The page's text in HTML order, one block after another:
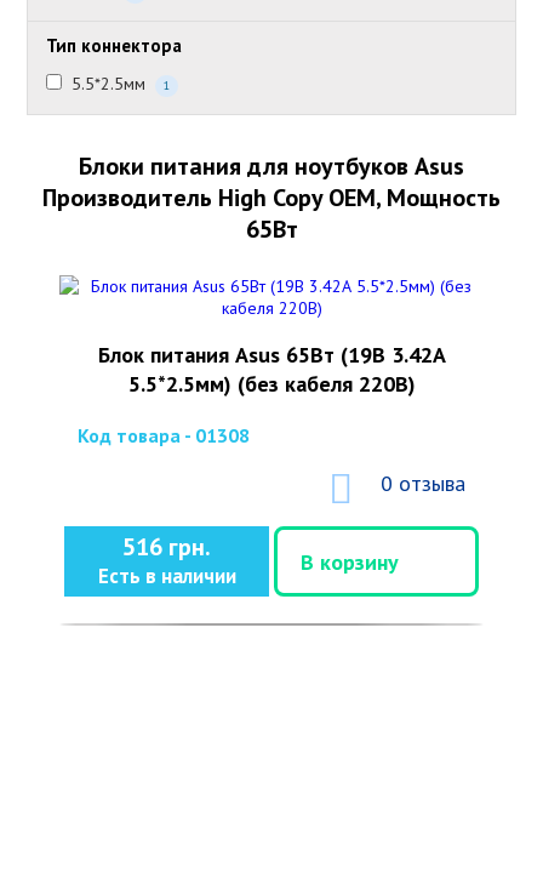
Тип коннектора
5.5*2.5мм 1
Блоки питания для ноутбуков Asus
Производитель High Copy OEM, Мощность
65Вт
Блок питания Asus 65Вт (19В 3.42А
5.5*2.5мм) (без кабеля 220В)
Код товара - 01308
0 отзыва
516 грн.
Есть в наличии
В корзину